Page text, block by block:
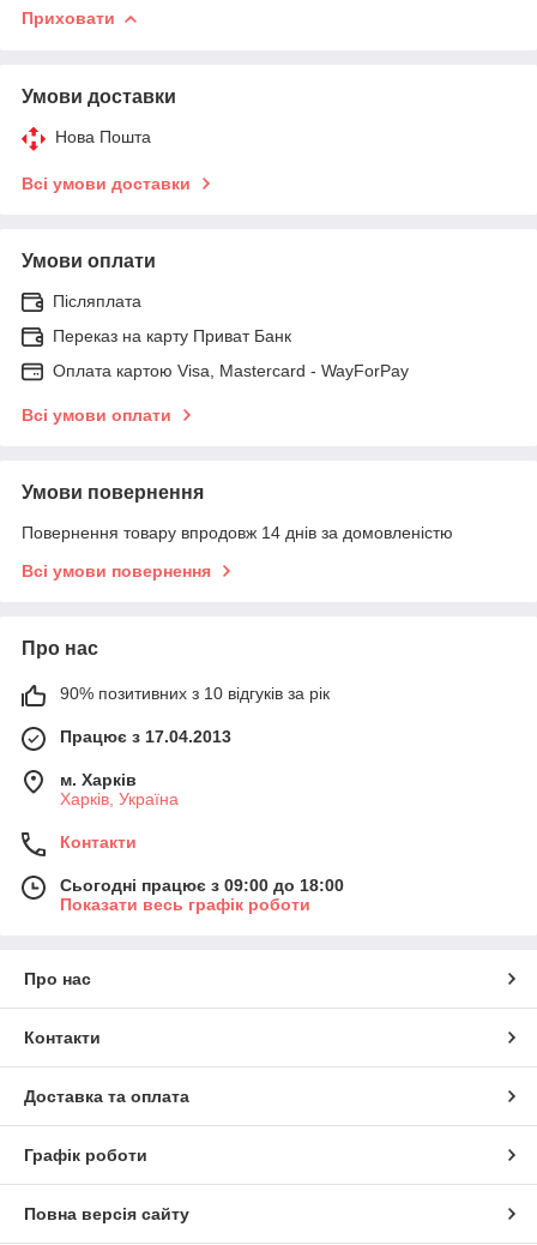
Приховати
Умови доставки
Нова Пошта
Всі умови доставки
Умови оплати
Післяплата
Переказ на карту Приват Банк
Оплата картою Visa, Mastercard - WayForPay
Всі умови оплати
Умови повернення
Повернення товару впродовж 14 днів за домовленістю
Всі умови повернення
Про нас
90% позитивних з 10 відгуків за рік
Працює з 17.04.2013
м. Харків
Харків, Україна
Контакти
Сьогодні працює з 09:00 до 18:00
Показати весь графік роботи
Про нас
Контакти
Доставка та оплата
Графік роботи
Повна версія сайту